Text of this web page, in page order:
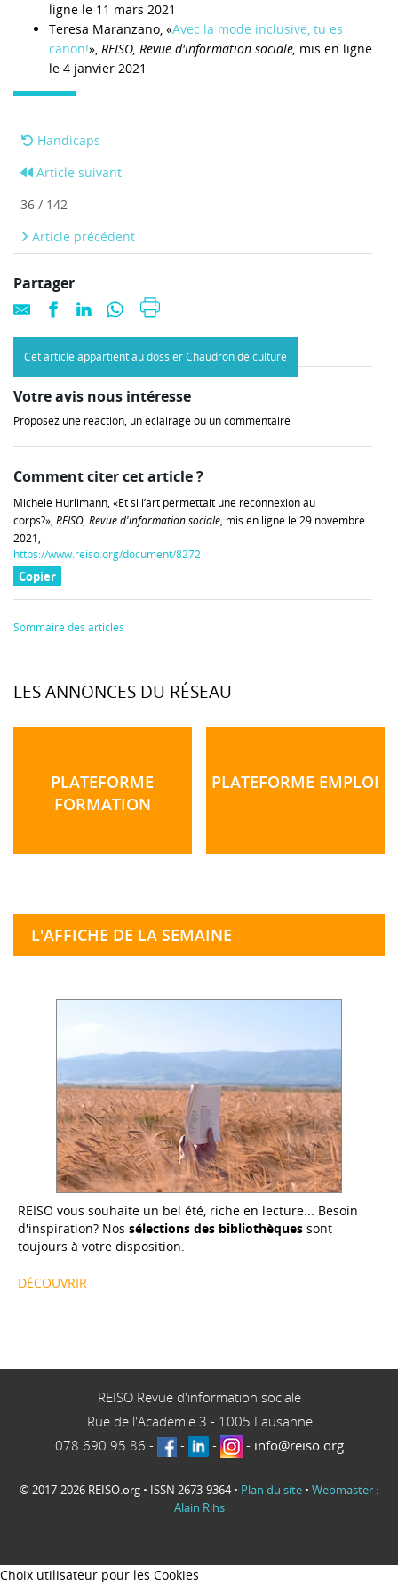
ligne le 11 mars 2021
Teresa Maranzano, «Avec la mode inclusive, tu es
canon!», REISO, Revue d'information sociale, mis en ligne
le 4 janvier 2021
Handicaps
Article suivant
36 / 142
Article précédent
Partager
Cet article appartient au dossier Chaudron de culture
Votre avis nous intéresse
Proposez une réaction, un éclairage ou un commentaire
Comment citer cet article ?
Michèle Hurlimann, «Et si l’art permettait une reconnexion au
corps?», REISO, Revue d'information sociale, mis en ligne le 29 novembre
2021,
https://www.reiso.org/document/8272
Copier
Sommaire des articles
LES ANNONCES DU RÉSEAU
PLATEFORME
FORMATION
PLATEFORME EMPLOI
L'AFFICHE DE LA SEMAINE
REISO vous souhaite un bel été, riche en lecture... Besoin
d'inspiration? Nos sélections des bibliothèques sont
toujours à votre disposition.
DÉCOUVRIR
REISO Revue d'information sociale
Rue de l'Académie 3 - 1005 Lausanne
078 690 95 86 - - - - info@reiso.org
© 2017-2026 REISO.org • ISSN 2673-9364 • Plan du site • Webmaster :
Alain Rihs
Choix utilisateur pour les Cookies